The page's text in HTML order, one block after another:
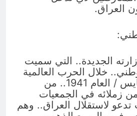
العراق.
الجديدة.. التي سميت
خلال الحرب العالمية
الثانية في أيار/ مايس / العام 1941.. من
زملائه في الجمعيات
تدعو لاستقلال العراق.. وهم